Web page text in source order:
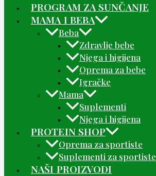
PROGRAM ZA SUNČANJE
MAMA I BEBA
Beba
Zdravlje bebe
Njega i higijena
Oprema za bebe
Igračke
Mama
Suplementi
Njega i higijena
PROTEIN SHOP
Oprema za sportiste
Suplementi za sportiste
NAŠI PROIZVODI